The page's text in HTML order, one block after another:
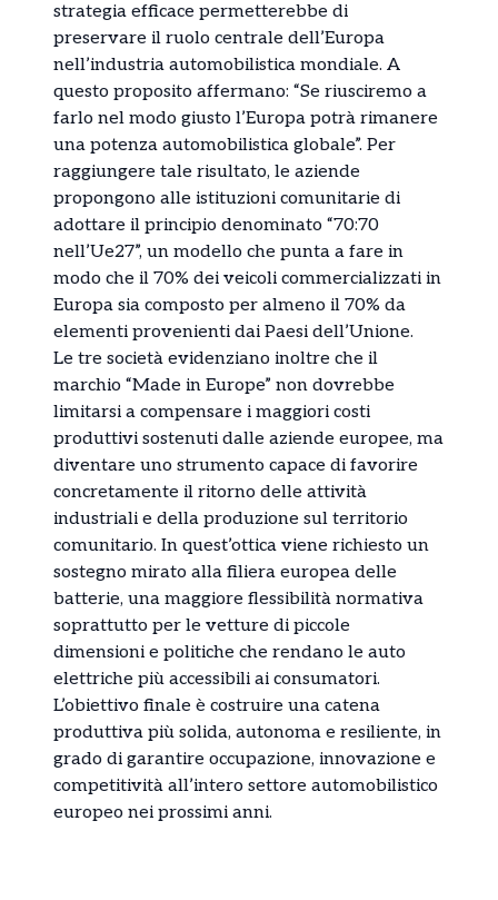
strategia efficace permetterebbe di
preservare il ruolo centrale dell’Europa
nell’industria automobilistica mondiale. A
questo proposito affermano: “Se riusciremo a
farlo nel modo giusto l’Europa potrà rimanere
una potenza automobilistica globale”. Per
raggiungere tale risultato, le aziende
propongono alle istituzioni comunitarie di
adottare il principio denominato “70:70
nell’Ue27”, un modello che punta a fare in
modo che il 70% dei veicoli commercializzati in
Europa sia composto per almeno il 70% da
elementi provenienti dai Paesi dell’Unione.
Le tre società evidenziano inoltre che il
marchio “Made in Europe” non dovrebbe
limitarsi a compensare i maggiori costi
produttivi sostenuti dalle aziende europee, ma
diventare uno strumento capace di favorire
concretamente il ritorno delle attività
industriali e della produzione sul territorio
comunitario. In quest’ottica viene richiesto un
sostegno mirato alla filiera europea delle
batterie, una maggiore flessibilità normativa
soprattutto per le vetture di piccole
dimensioni e politiche che rendano le auto
elettriche più accessibili ai consumatori.
L’obiettivo finale è costruire una catena
produttiva più solida, autonoma e resiliente, in
grado di garantire occupazione, innovazione e
competitività all’intero settore automobilistico
europeo nei prossimi anni.